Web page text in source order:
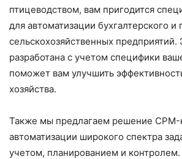
птицеводством, вам пригодится
для автоматизации бухгалтерского и
сельскохозяйственных
разработана с учетом специфики
поможет вам улучшить
хозяйства.
Также мы предлагаем решение CPM-
автоматизации широкого спектра
учетом, планированием и